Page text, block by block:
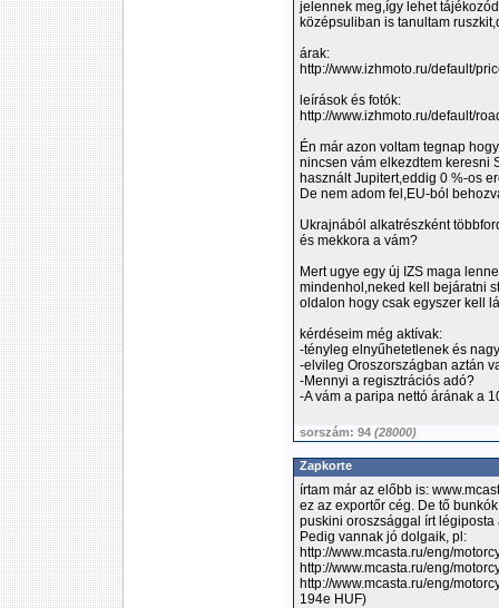
jelennek meg,így lehet
középsuliban is tanultam
árak:
http://www.izhmoto.ru/default/
leírások és fotók:
http://www.izhmoto.ru/default/
Én már azon voltam tegnap
nincsen vám elkezdtem keresni
használt Jupitert,eddig 0 %-os
De nem adom fel,EU-ból
Ukrajnából alkatrészként
és mekkora a vám?
Mert ugye egy új IZS maga
mindenhol,neked kell bejáratni
oldalon hogy csak egyszer kell
kérdéseim még aktívak:
-tényleg elnyűhetetlenek és
-elvileg Oroszországban aztán
-Mennyi a regisztrációs adó?
-A vám a paripa nettó árának a
sorszám: 94 (28000)
Zapkorte
írtam már az előbb is:
ez az exportőr cég. De tő
puskini oroszsággal írt
Pedig vannak jó dolgaik, pl:
http://www.mcasta.ru/eng/
http://www.mcasta.ru/eng/
http://www.mcasta.ru/eng/
194e HUF)